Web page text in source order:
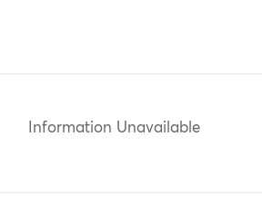
Information Unavailable